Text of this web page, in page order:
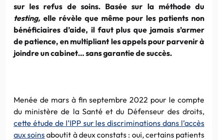
sur les refus de soins. Basée sur la méthode du
testing, elle révèle que même pour les patients non
bénéficiaires d’aide, il faut plus que jamais s’armer
de patience, en multipliant les appels pour parvenir à
joindre un cabinet… sans garantie de succès.
Menée de mars à fin septembre 2022 pour le compte
du ministère de la Santé et du Défenseur des droits,
cette étude de l’IPP sur les discriminations dans l’accès
aux soinsaboutit à deux constats : oui, certains patients